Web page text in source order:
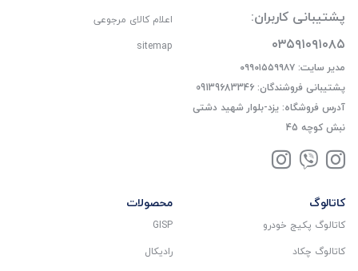
پشتیبانی کاربران:
۰۳۵۹۱۰۹۱۰۸۵
مدیر سایت: ۰۹۹۰۱۵۵۹۹۸۷
پشتیبانی فروشندگان: 09139683346
آدرس فروشگاه: یزد-بلوار شهید دشتی
نبش کوچه 45
اعلام کالای مرجوعی
sitemap
کاتالوگ
کاتالوگ پکیج خودرو
کاتالوگ چکاد
محصولات
GISP
رادیکال